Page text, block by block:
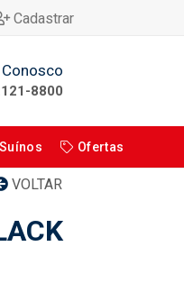
Cadastrar
Conosco
8800
Suínos Ofertas
VOLTAR